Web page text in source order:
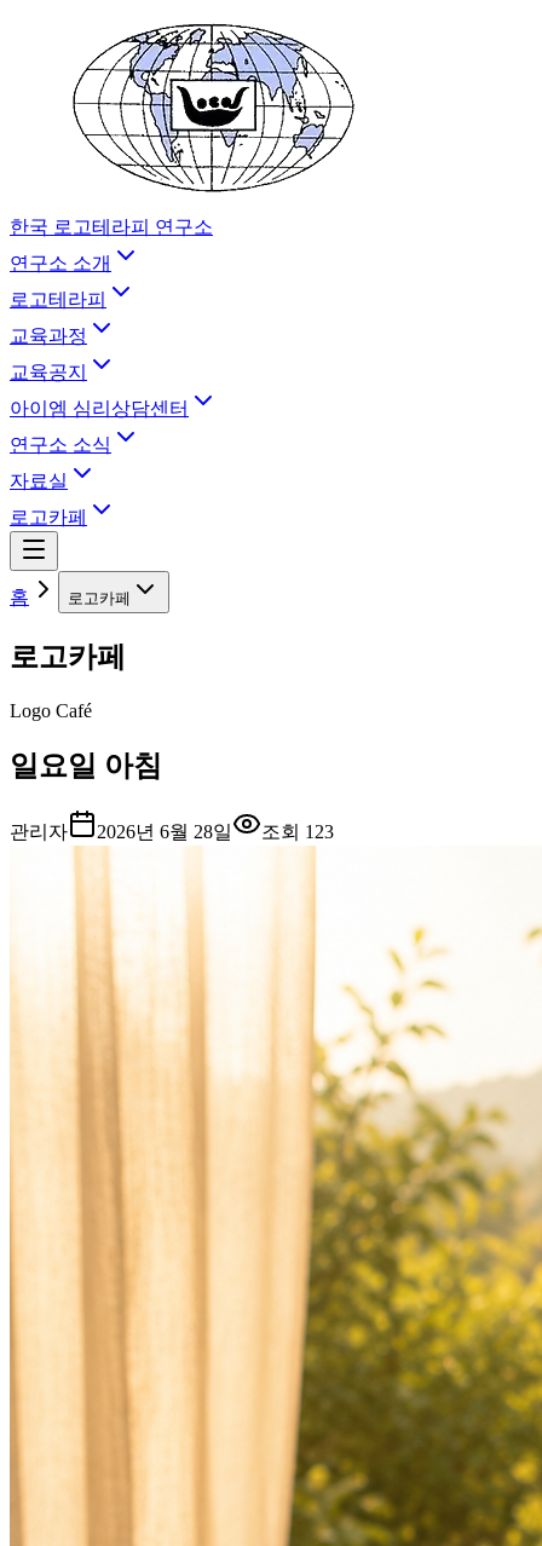
한국 로고테라피 연구소
연구소 소개
로고테라피
교육과정
교육공지
아이엠 심리상담센터
연구소 소식
자료실
로고카페
홈 로고카페
로고카페
Logo Café
일요일 아침
관리자 2026년 6월 28일 조회 123